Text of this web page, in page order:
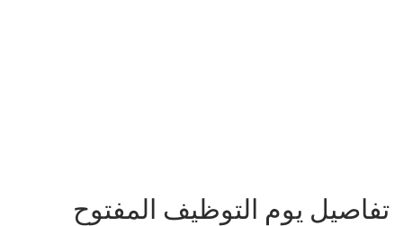
تفاصيل يوم التوظيف المفتوح